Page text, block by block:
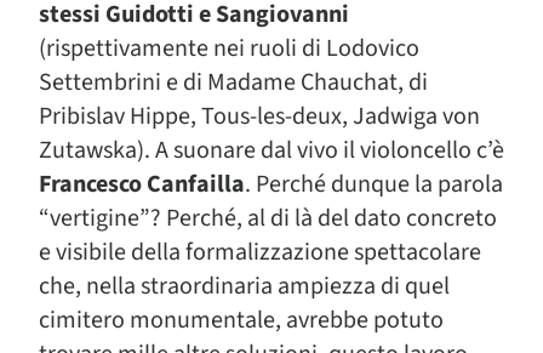
stessi Guidotti e Sangiovanni
(rispettivamente nei ruoli di Lodovico
Settembrini e di Madame Chauchat, di
Pribislav Hippe, Tous-les-deux, Jadwiga von
Zutawska). A suonare dal vivo il violoncello c’è
Francesco Canfailla. Perché dunque la parola
“vertigine”? Perché, al di là del dato concreto
e visibile della formalizzazione spettacolare
che, nella straordinaria ampiezza di quel
cimitero monumentale, avrebbe potuto